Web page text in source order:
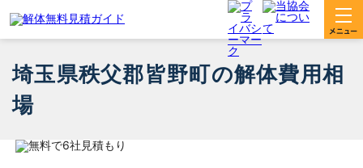
埼玉県秩父郡皆野町の解体費用相
場